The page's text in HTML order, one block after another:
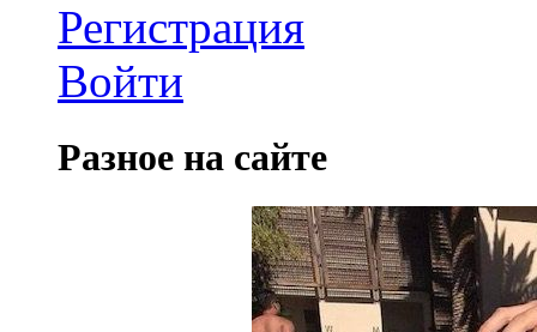
Регистрация
Войти
Разное на сайте